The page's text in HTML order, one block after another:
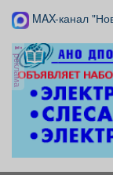
MAX-канал
реклама